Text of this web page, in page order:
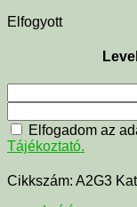
Elfogyott
Elfogadom az
Tájékoztató.
Cikkszám: A2G3